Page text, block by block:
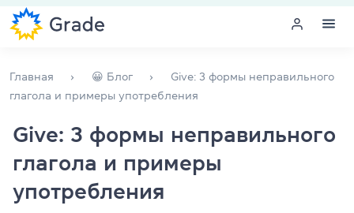
Обучение для преподавателей
Английский для компаний
Главная 😀 Блог
Give: 3 формы неправильного
глагола и примеры употребления
Give: 3 формы неправильного
глагола и примеры
употребления